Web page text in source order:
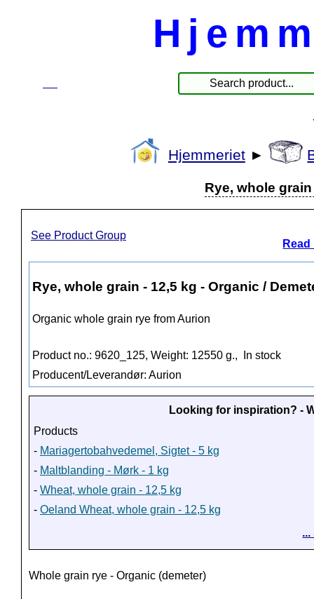
Hjemmeriet ►
Rye, whole
See Product Group
Rye, whole grain - 12,5 kg - Organic /
Organic whole grain rye from Aurion
Product no.: 9620_125, Weight: 12550 g.,
In stock
Producent/Leverandør: Aurion
Looking for inspiration? -
Products
- Mariagertobahvedemel, Sigtet - 5 kg
- Maltblanding - Mørk - 1 kg
- Wheat, whole grain - 12,5 kg
- Oeland Wheat, whole grain - 12,5 kg
Whole grain rye - Organic (demeter)